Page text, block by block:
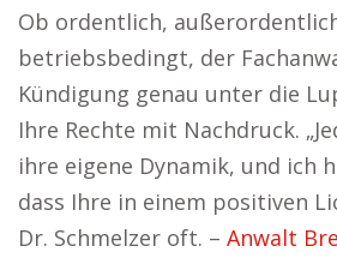
Ob ordentlich,
betriebsbedingt, der
Kündigung genau unter die
Ihre Rechte mit Nachdruck.
ihre eigene Dynamik, und ich
dass Ihre in einem positiven
Dr. Schmelzer oft. – Anwalt